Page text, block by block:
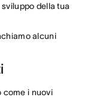
della tua
alcuni
come i nuovi